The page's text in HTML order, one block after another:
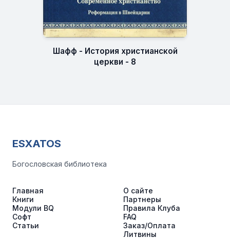
Шафф - История христианской
церкви - 8
ESXATOS
Богословская библиотека
Главная
Книги
Модули BQ
Софт
Статьи
О сайте
Партнеры
Правила Клуба
FAQ
Заказ/Оплата
Литвины